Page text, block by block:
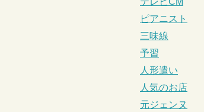
ピアニスト
三味線
予習
人形遣い
人気のお店
元ジェンヌ